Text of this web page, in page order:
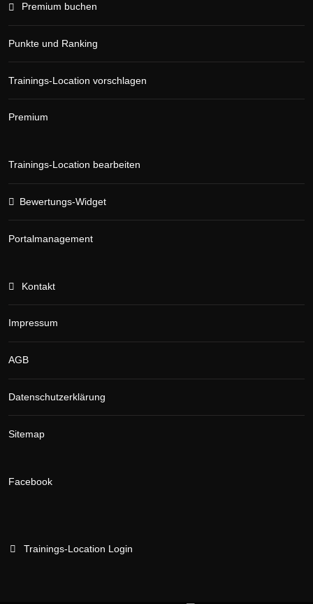
Premium buchen
Punkte und Ranking
Trainings-Location vorschlagen
Premium
Trainings-Location bearbeiten
Bewertungs-Widget
Portalmanagement
Kontakt
Impressum
AGB
Datenschutzerklärung
Sitemap
Facebook
Trainings-Location Login